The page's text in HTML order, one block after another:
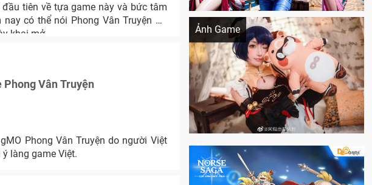
tiên về tựa game này và bức tâm
có thể nói Phong Vân Truyện đã
khai mở.
Vân Truyện
Phong Vân Truyện do người Việt
làng game Việt.
Ảnh Game
Cosplay Xiangling siêu cute